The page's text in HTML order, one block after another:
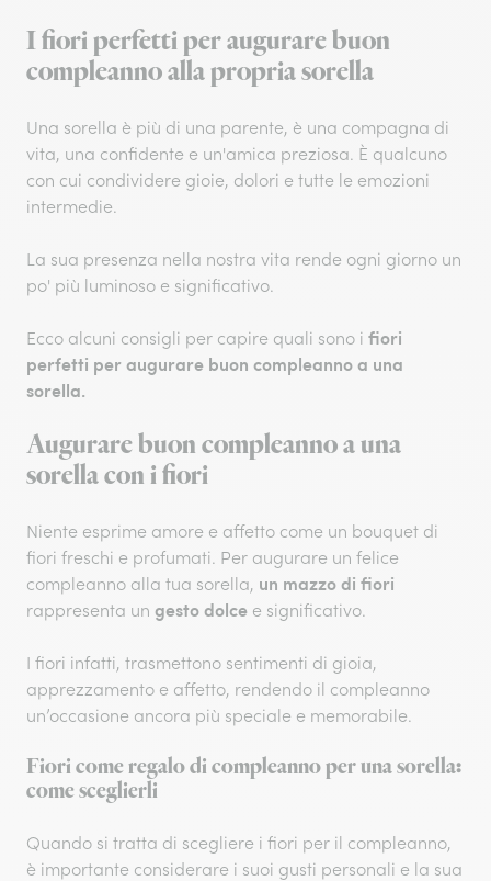
I fiori perfetti per augurare buon
compleanno alla propria sorella
Una sorella è più di una parente, è una compagna di
vita, una confidente e un'amica preziosa. È qualcuno
con cui condividere gioie, dolori e tutte le emozioni
intermedie.
La sua presenza nella nostra vita rende ogni giorno un
po' più luminoso e significativo.
Ecco alcuni consigli per capire quali sono i fiori
perfetti per augurare buon compleanno a una
sorella.
Augurare buon compleanno a una
sorella con i fiori
Niente esprime amore e affetto come un bouquet di
fiori freschi e profumati. Per augurare un felice
compleanno alla tua sorella, un mazzo di fiori
rappresenta un gesto dolce e significativo.
I fiori infatti, trasmettono sentimenti di gioia,
apprezzamento e affetto, rendendo il compleanno
un’occasione ancora più speciale e memorabile.
Fiori come regalo di compleanno per una sorella:
come sceglierli
Quando si tratta di scegliere i fiori per il compleanno,
è importante considerare i suoi gusti personali e la sua